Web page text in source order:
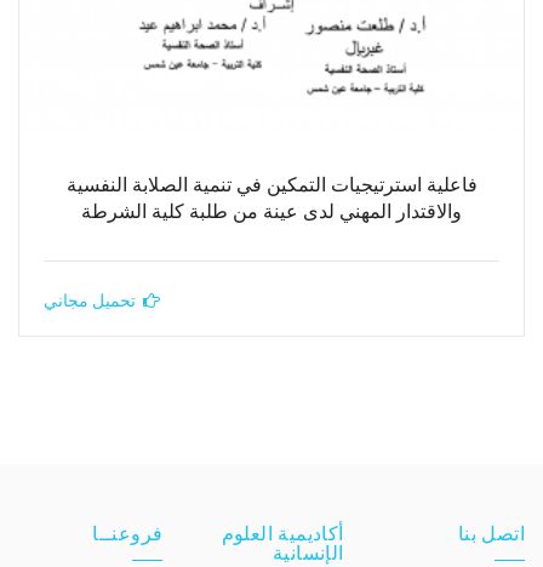
فاعلية استرتيجيات التمكين في تنمية الصلابة النفسية
والاقتدار المهني لدى عينة من طلبة كلية الشرطة
تحميل مجاني
اتصل بنا
أكاديمية العلوم
الإنسانية
فروعنــا